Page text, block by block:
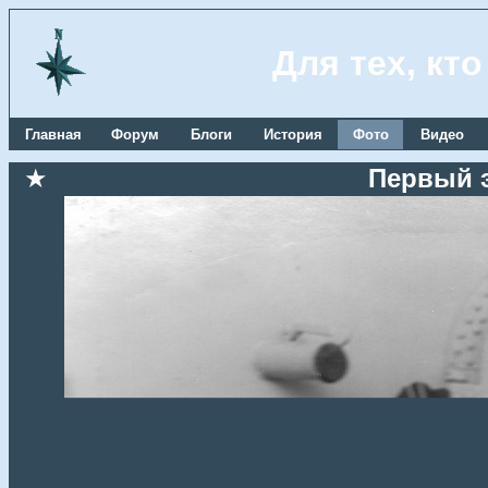
Для тех,
Главная Форум Блоги История Фото Видео
★ Первый